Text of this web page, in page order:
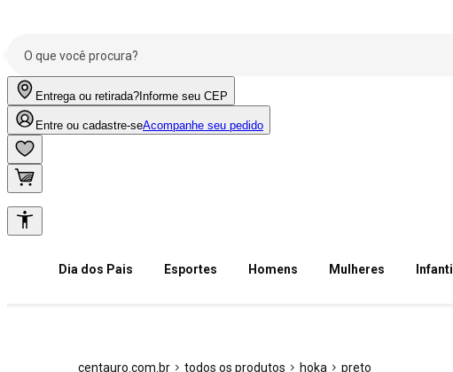
Entrega ou retirada? Informe seu CEP
Entre ou cadastre-seAcompanhe seu pedido
Dia dos Pais Esportes Homens Mulheres Infantil
centauro.com.br todos os produtos hoka preto